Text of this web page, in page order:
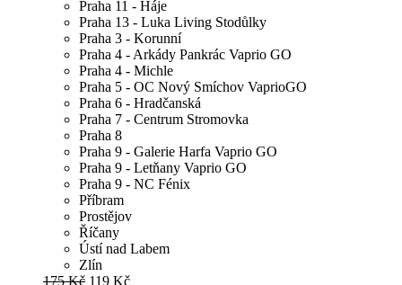
Praha 11 - Háje
Praha 13 - Luka Living Stodůlky
Praha 3 - Korunní
Praha 4 - Arkády Pankrác Vaprio GO
Praha 4 - Michle
Praha 5 - OC Nový Smíchov VaprioGO
Praha 6 - Hradčanská
Praha 7 - Centrum Stromovka
Praha 8
Praha 9 - Galerie Harfa Vaprio GO
Praha 9 - Letňany Vaprio GO
Praha 9 - NC Fénix
Příbram
Prostějov
Říčany
Ústí nad Labem
Zlín
175 Kč 119 Kč